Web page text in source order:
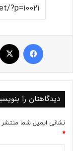
فیسبوک
دیدگاهتان را
نشانی ایمیل شما
*